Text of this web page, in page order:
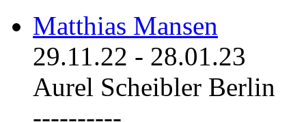
Matthias Mansen
29.11.22 - 28.01.23
Aurel Scheibler Berlin